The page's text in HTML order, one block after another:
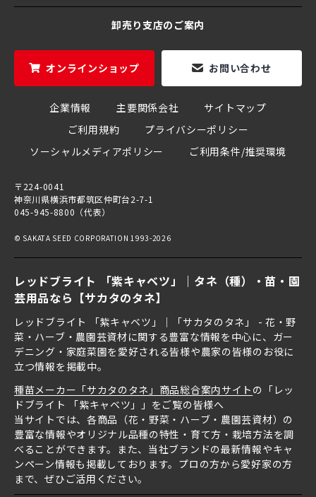
レッドブライト 「紫キャベツ」｜タネ（種）・苗・園
芸用品なら【サカタのタネ】
レッドブライト 「紫キャベツ」｜「サカタのタネ」 - 花・野
菜・ハーブ・農園芸資材に関する豊富な情報を中心に、ガー
デニング・家庭菜園を愛好される皆様や農家の皆様のお役に
立つ情報を掲載中。
種苗メーカー「サカタのタネ」商品総合案内サイト の「レッ
ドブライト 「紫キャベツ」」をご覧の皆様へ
当サイトでは、各商品（花・野菜・ハーブ・農園芸資材）の
豊富な情報やオリジナル品種の特性・育て方・栽培方法を調
べることができます。また、当社ブランドの最新情報やキャ
ンペーン情報も掲載しております。プロの方から愛好家の方
まで、ぜひご活用ください。
卸売り支店のご案内
オンラインショップ お問い合わせ
企業情報 主要関係会社
サイトマップ
ご利用規約
プライバシーポリシー
ソーシャルメディアポリシー
ご利用条件/推奨環境
〒224-0041
神奈川県横浜市都筑区仲町台2-7-1
045-945-8800（代表）
© SAKATA SEED CORPORATION 1993-2026